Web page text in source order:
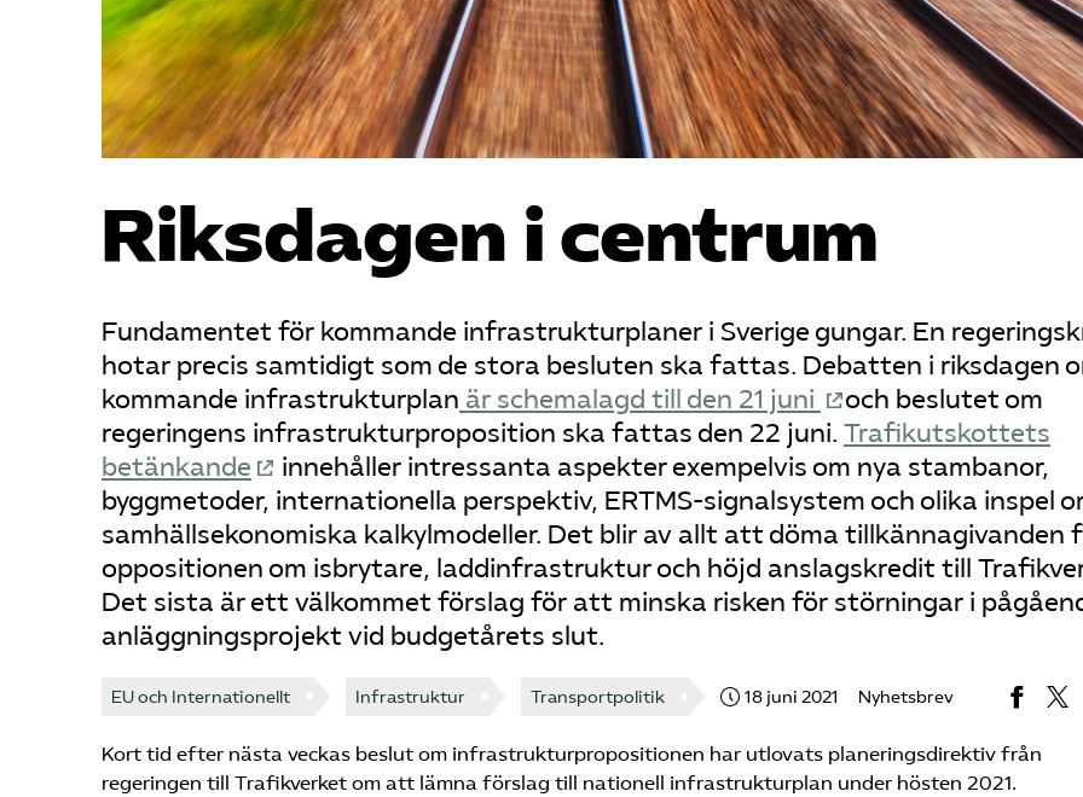
Riks­dagen i centrum
Fundamentet för kommande infrastrukturplaner i Sverige gungar. En
hotar precis samtidigt som de stora besluten ska fattas. Debatten i riksdagen
kommande infrastrukturplan är schemalagd till den 21 juni
och beslutet om
regeringens infrastrukturproposition ska fattas den 22 juni. Trafikutskottets
betänkande
innehåller intressanta aspekter exempelvis om nya stambanor,
byggmetoder, internationella perspektiv, ERTMS-signalsystem och olika inspel
samhällsekonomiska kalkylmodeller. Det blir av allt att döma tillkännagivanden
oppositionen om isbrytare, laddinfrastruktur och höjd anslagskredit till
Det sista är ett välkommet förslag för att minska risken för störningar i
anläggningsprojekt vid budgetårets slut.
EU och Internationellt Infrastruktur Transportpolitik 18 juni 2021 Nyhetsbrev
Kort tid efter nästa veckas beslut om infrastrukturpropositionen har utlovats planeringsdirektiv från
regeringen till Trafikverket om att lämna förslag till nationell infrastrukturplan under hösten 2021.